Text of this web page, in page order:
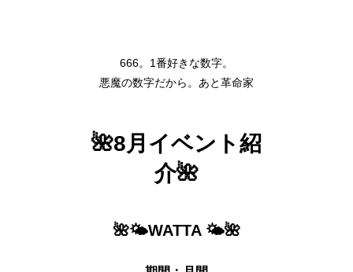
666。1番好きな数字。
悪魔の数字だから。あと革命家
🌺8月イベント紹
介🌺
🌺🌤️WATTA 🌤️🌺